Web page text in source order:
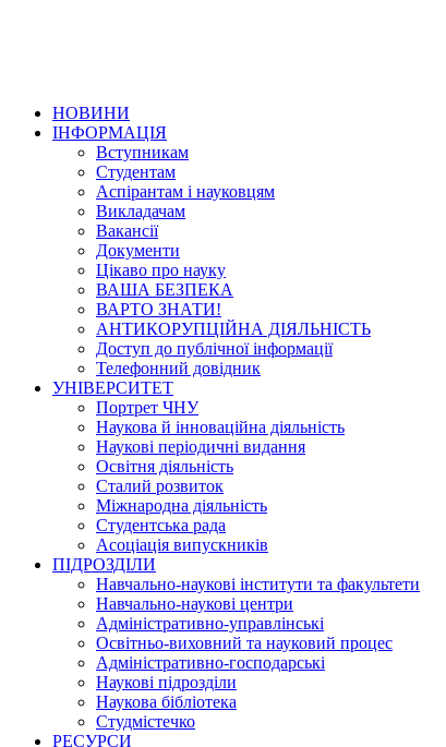
НОВИНИ
ІНФОРМАЦІЯ
Вступникам
Студентам
Аспірантам і науковцям
Викладачам
Вакансії
Документи
Цікаво про науку
ВАША БЕЗПЕКА
ВАРТО ЗНАТИ!
АНТИКОРУПЦІЙНА ДІЯЛЬНІСТЬ
Доступ до публічної інформації
Телефонний довідник
УНІВЕРСИТЕТ
Портрет ЧНУ
Наукова й інноваційна діяльність
Наукові періодичні видання
Освітня діяльність
Сталий розвиток
Міжнародна діяльність
Студентська рада
Асоціація випускників
ПІДРОЗДІЛИ
Навчально-наукові інститути та факультети
Навчально-наукові центри
Адміністративно-управлінські
Освітньо-виховний та науковий процес
Адміністративно-господарські
Наукові підрозділи
Наукова бібліотека
Студмістечко
РЕСУРСИ